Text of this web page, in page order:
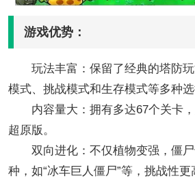
游戏优势：
玩法丰富：保留了经典的塔防玩
模式、挑战模式和生存模式等多种选
内容量大：拥有多达67个关卡，
超原版。
双向进化：不仅植物变强，僵尸
种，如“冰车巨人僵尸”等，挑战性更